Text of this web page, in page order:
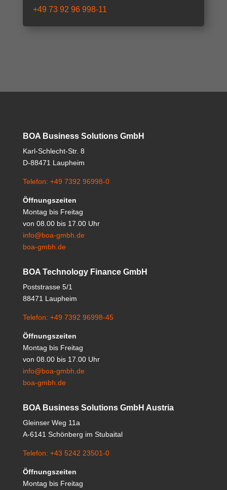
+49 73 92 96 998-11
BOA Business Solutions GmbH
Karl-Schlecht-Str. 8
D-88471 Laupheim
Telefon: +49 7392 96998-0
Öffnungszeiten
Montag bis Freitag
von 08.00 bis 17.00 Uhr
info@boa-gmbh.de
boa-gmbh.de
BOA Technology Finance GmbH
Poststrasse 5/1
88471 Laupheim
Telefon: +49 7392 96998-45
Öffnungszeiten
Montag bis Freitag
von 08.00 bis 17.00 Uhr
info@boa-gmbh.de
boa-gmbh.de
BOA Business Solutions GmbH Austria
Gleinser Weg 11a
A-6141 Schönberg im Stubaital
Telefon: +43 5242 23501-0
Öffnungszeiten
Montag bis Freitag